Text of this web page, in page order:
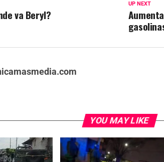
UP NEXT
va Beryl?
YOU MAY LIKE